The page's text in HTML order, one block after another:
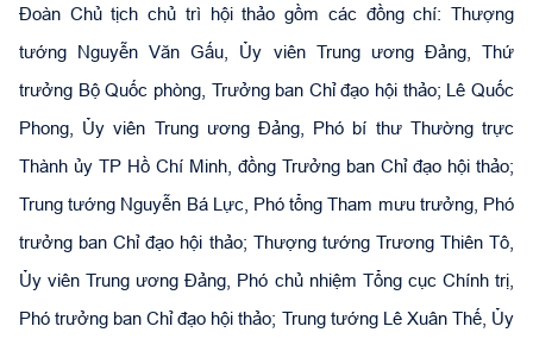
Đoàn Chủ tịch chủ trì hội thảo gồm các đồng chí: Thượng
tướng Nguyễn Văn Gấu, Ủy viên Trung ương Đảng, Thứ
trưởng Bộ Quốc phòng, Trưởng ban Chỉ đạo hội thảo; Lê Quốc
Phong, Ủy viên Trung ương Đảng, Phó bí thư Thường trực
Thành ủy TP Hồ Chí Minh, đồng Trưởng ban Chỉ đạo hội thảo;
Trung tướng Nguyễn Bá Lực, Phó tổng Tham mưu trưởng, Phó
trưởng ban Chỉ đạo hội thảo; Thượng tướng Trương Thiên Tô,
Ủy viên Trung ương Đảng, Phó chủ nhiệm Tổng cục Chính trị,
Phó trưởng ban Chỉ đạo hội thảo; Trung tướng Lê Xuân Thế, Ủy